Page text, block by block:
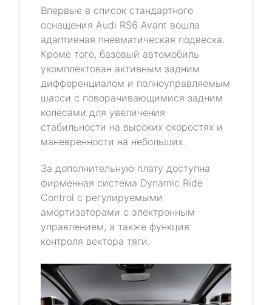
Впервые в список стандартного
оснащения Audi RS6 Avant вошла
адаптивная пневматическая подвеска.
Кроме того, базовый автомобиль
укомплектован активным задним
дифференциалом и полноуправляемым
шасси с поворачивающимися задним
колесами для увеличения
стабильности на высоких скоростях и
маневренности на небольших.
За дополнительную плату доступна
фирменная система Dynamic Ride
Control с регулируемыми
амортизаторами с электронным
управлением, а также функция
контроля вектора тяги.